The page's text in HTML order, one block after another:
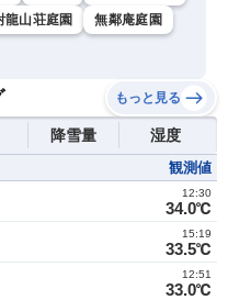
龍山荘庭園
無鄰庵庭園
もっと見る
降雪量 湿度
観測値
34.0℃
12:30
33.5℃
15:19
33.0℃
12:51